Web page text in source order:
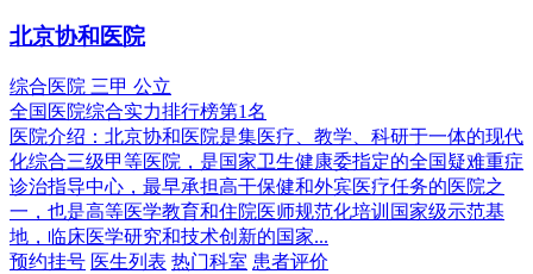
北京协和医院
综合医院 三甲 公立
全国医院综合实力排行榜第1名
医院介绍： 北京协和医院是集医疗、教学、科研于一体的现代
化综合三级甲等医院，是国家卫生健康委指定的全国疑难重症
诊治指导中心，最早承担高干保健和外宾医疗任务的医院之
一，也是高等医学教育和住院医师规范化培训国家级示范基
地，临床医学研究和技术创新的国家...
预约挂号 医生列表 热门科室 患者评价